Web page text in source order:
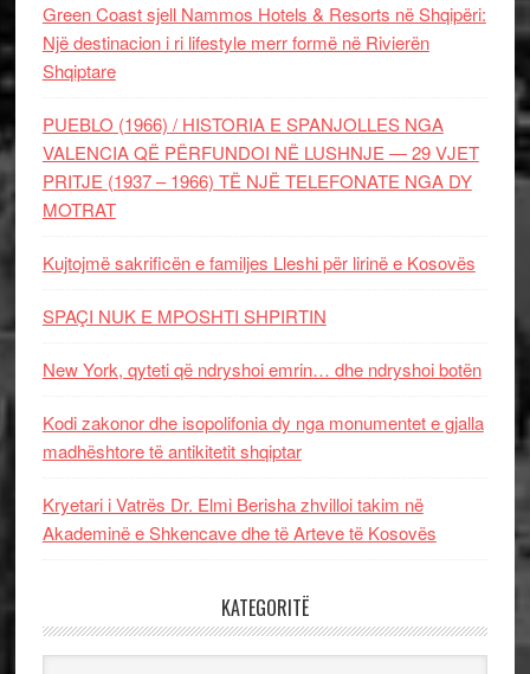
Green Coast sjell Nammos Hotels & Resorts në Shqipëri:
Një destinacion i ri lifestyle merr formë në Rivierën
Shqiptare
PUEBLO (1966) / HISTORIA E SPANJOLLES NGA
VALENCIA QË PËRFUNDOI NË LUSHNJE — 29 VJET
PRITJE (1937 – 1966) TË NJË TELEFONATE NGA DY
MOTRAT
Kujtojmë sakrificën e familjes Lleshi për lirinë e Kosovës
SPAÇI NUK E MPOSHTI SHPIRTIN
New York, qyteti që ndryshoi emrin… dhe ndryshoi botën
Kodi zakonor dhe isopolifonia dy nga monumentet e gjalla
madhështore të antikitetit shqiptar
Kryetari i Vatrës Dr. Elmi Berisha zhvilloi takim në
Akademinë e Shkencave dhe të Arteve të Kosovës
KATEGORITË